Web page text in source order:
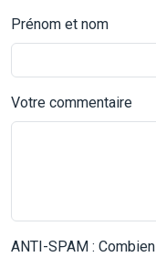
Prénom et nom
Votre commentaire
ANTI-SPAM :